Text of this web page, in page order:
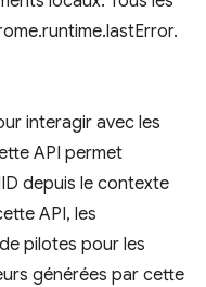
interagir avec les
API permet
depuis le contexte
API, les
pilotes pour les
générées par cette